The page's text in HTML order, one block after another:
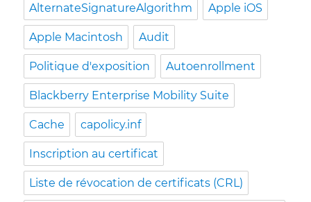
AlternateSignatureAlgorithm Apple iOS
Apple Macintosh Audit
Politique d'exposition Autoenrollment
Blackberry Enterprise Mobility Suite
Cache capolicy.inf
Inscription au certificat
Liste de révocation de certificats (CRL)